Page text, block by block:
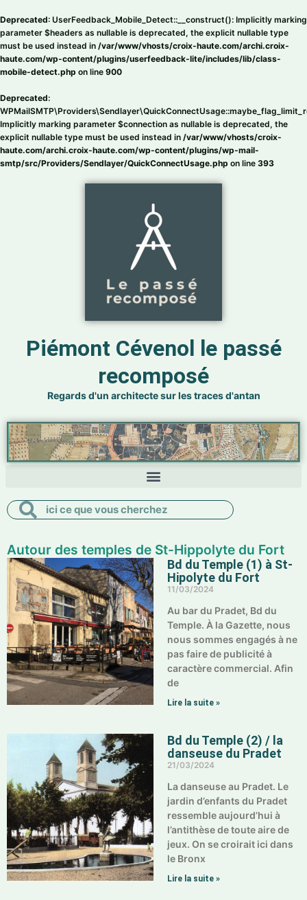
Deprecated: UserFeedback_Mobile_Detect::__construct(): Implicitly marking
parameter $headers as nullable is deprecated, the explicit nullable type
must be used instead in /var/www/vhosts/croix-haute.com/archi.croix-
haute.com/wp-content/plugins/userfeedback-lite/includes/lib/class-
mobile-detect.php on line 900
Deprecated:
Implicitly marking parameter $connection as nullable is deprecated, the
explicit nullable type must be used instead in /var/www/vhosts/croix-
haute.com/archi.croix-haute.com/wp-content/plugins/wp-mail-
smtp/src/Providers/Sendlayer/QuickConnectUsage.php on line 393
au
contenu
Piémont Cévenol le passé
recomposé
Regards d'un architecte sur les traces d'antan
RechercherRechercher
Autour des temples de St-Hippolyte du Fort
Bd du Temple (1) à St-
Hipolyte du Fort
11/03/2024
Au bar du Pradet, Bd du
Temple. À la Gazette, nous
nous sommes engagés à ne
pas faire de publicité à
caractère commercial. Afin
de
Lire la suite »
Bd du Temple (2) / la
danseuse du Pradet
21/03/2024
La danseuse au Pradet. Le
jardin d’enfants du Pradet
ressemble aujourd’hui à
l’antithèse de toute aire de
jeux. On se croirait ici dans
le Bronx
Lire la suite »